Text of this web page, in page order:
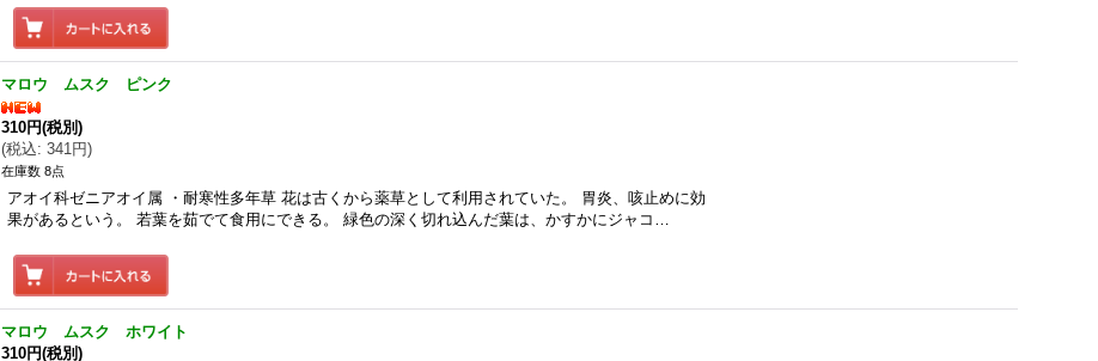
マロウ ムスク ピンク
310円(税別)
(税込: 341円)
在庫数 8点
アオイ科ゼニアオイ属 ・耐寒性多年草 花は古くから薬草として利用されていた。 胃炎、咳止めに効
果があるという。 若葉を茹でて食用にできる。 緑色の深く切れ込んだ葉は、かすかにジャコ…
マロウ ムスク ホワイト
310円(税別)